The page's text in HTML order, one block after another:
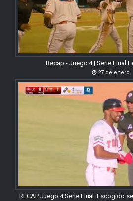
Recap - Juego 4 | Serie Final
27 de enero
RECAP Juego 4 Serie Final: Escogido